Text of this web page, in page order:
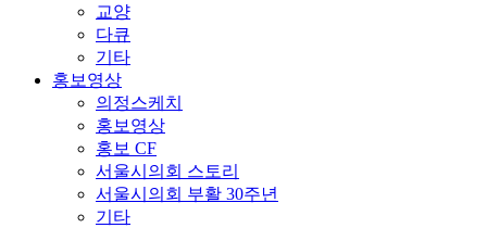
교양
다큐
기타
홍보영상
의정스케치
홍보영상
홍보 CF
서울시의회 스토리
서울시의회 부활 30주년
기타